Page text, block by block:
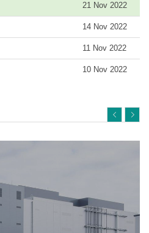
21 Nov 2022
14 Nov 2022
11 Nov 2022
10 Nov 2022